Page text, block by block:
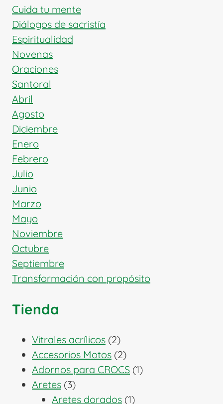
DE
LA
NACIÓN
CRISTIANA
Cuida tu mente
Diálogos de sacristía
Espiritualidad
Novenas
Oraciones
Santoral
Abril
Agosto
Diciembre
Enero
Febrero
Julio
Junio
Marzo
Mayo
Noviembre
Octubre
Septiembre
Transformación con propósito
Tienda
Vitrales acrílicos 22
productos
Accesorios Motos 22
productos
Adornos para CROCS 11
Aretes 33
productos
Aretes dorados 11